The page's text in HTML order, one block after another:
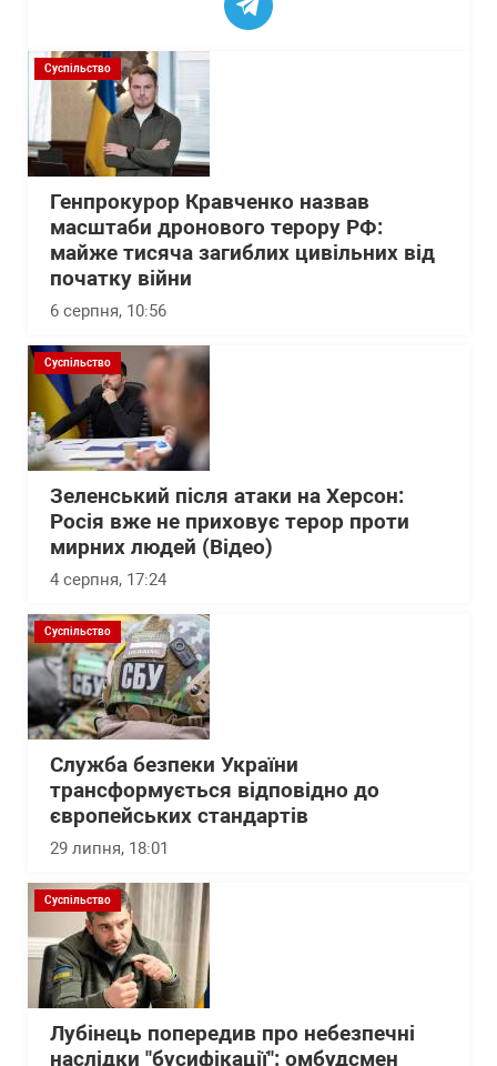
Суспільство
Генпрокурор Кравченко назвав
масштаби дронового терору РФ:
майже тисяча загиблих цивільних від
початку війни
6 серпня, 10:56
Суспільство
Зеленський після атаки на Херсон:
Росія вже не приховує терор проти
мирних людей (Відео)
4 серпня, 17:24
Суспільство
Служба безпеки України
трансформується відповідно до
європейських стандартів
29 липня, 18:01
Суспільство
Лубінець попередив про небезпечні
наслідки "бусифікації": омбудсмен